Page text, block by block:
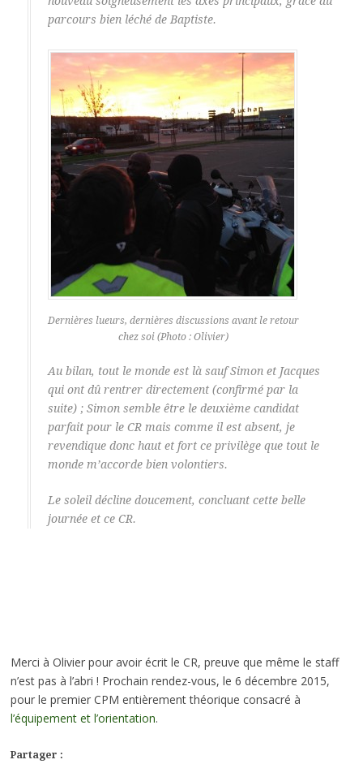
parcours bien léché de Baptiste.
Dernières lueurs, dernières discussions avant le retour
chez soi (Photo : Olivier)
Au bilan, tout le monde est là sauf Simon et Jacques
qui ont dû rentrer directement (confirmé par la
suite) ; Simon semble être le deuxième candidat
parfait pour le CR mais comme il est absent, je
revendique donc haut et fort ce privilège que tout le
monde m’accorde bien volontiers.
Le soleil décline doucement, concluant cette belle
journée et ce CR.
Merci à Olivier pour avoir écrit le CR, preuve que même le staff
n’est pas à l’abri ! Prochain rendez-vous, le 6 décembre 2015,
pour le premier CPM entièrement théorique consacré à
l’équipement et l’orientation.
Partager :